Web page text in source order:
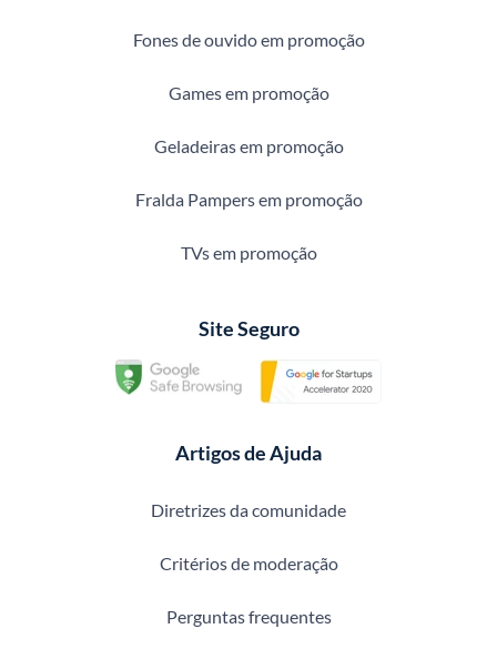
Fones de ouvido em promoção
Games em promoção
Geladeiras em promoção
Fralda Pampers em promoção
TVs em promoção
Site Seguro
Artigos de Ajuda
Diretrizes da comunidade
Critérios de moderação
Perguntas frequentes